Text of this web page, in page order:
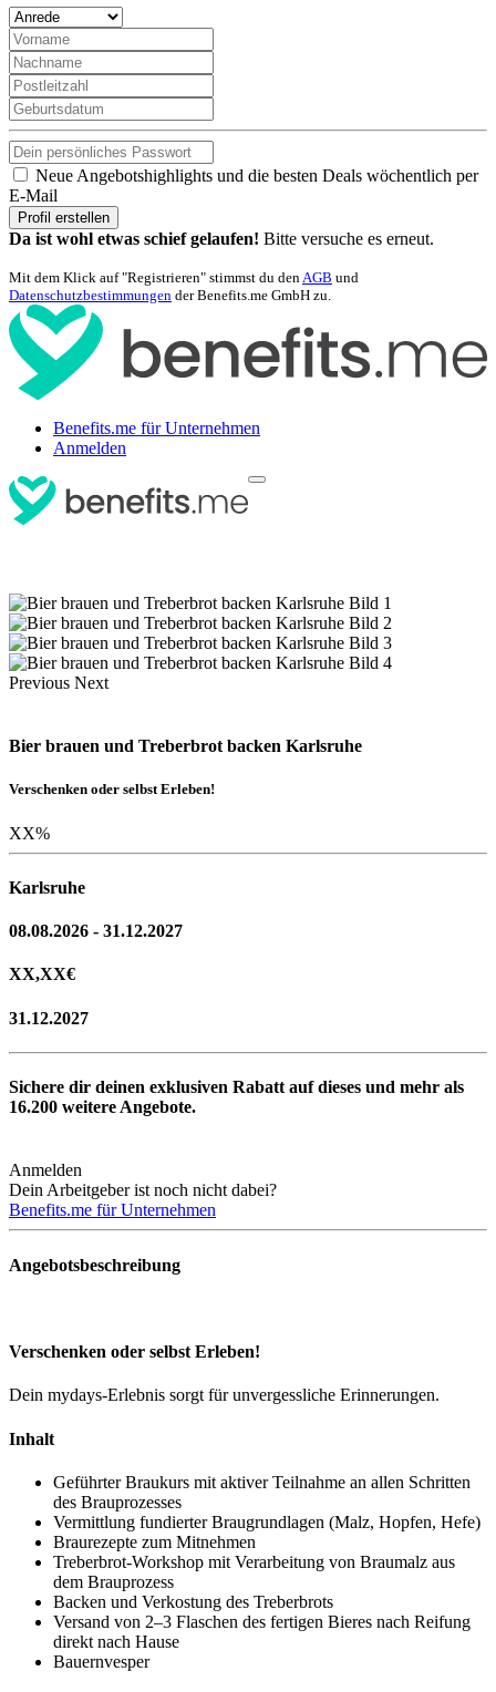
Neue Angebotshighlights und die besten Deals wöchentlich per
E-Mail
Profil erstellen
Da ist wohl etwas schief gelaufen! Bitte versuche es erneut.
Mit dem Klick auf "Registrieren" stimmst du denAGB und
Datenschutzbestimmungen der Benefits.me GmbH zu.
Benefits.me für Unternehmen
Anmelden
Previous Next
Bier brauen und Treberbrot backen Karlsruhe
Verschenken oder selbst Erleben!
XX%
Karlsruhe
08.08.2026 - 31.12.2027
XX,XX€
31.12.2027
Sichere dir deinen exklusiven Rabatt auf dieses und mehr als
16.200 weitere Angebote.
Anmelden
Dein Arbeitgeber ist noch nicht dabei?
Benefits.me für Unternehmen
Angebotsbeschreibung
Verschenken oder selbst Erleben!
Dein mydays-Erlebnis sorgt für unvergessliche Erinnerungen.
Inhalt
Geführter Braukurs mit aktiver Teilnahme an allen Schritten
des Brauprozesses
Vermittlung fundierter Braugrundlagen (Malz, Hopfen, Hefe)
Braurezepte zum Mitnehmen
Treberbrot-Workshop mit Verarbeitung von Braumalz aus
dem Brauprozess
Backen und Verkostung des Treberbrots
Versand von 2–3 Flaschen des fertigen Bieres nach Reifung
direkt nach Hause
Bauernvesper